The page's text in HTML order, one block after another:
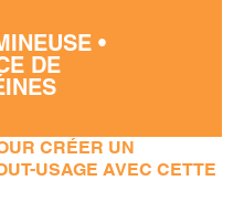
•
DE
CRÉER UN
USAGE AVEC CETTE